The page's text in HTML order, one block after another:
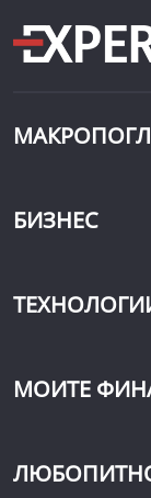
БИЗНЕС
МОИТЕ